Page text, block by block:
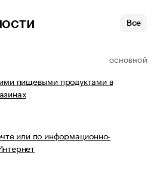
Все
ОСНОВНОЙ
пищевыми продуктами в
или по информационно-